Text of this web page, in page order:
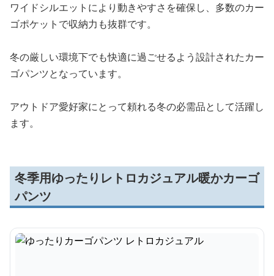
ワイドシルエットにより動きやすさを確保し、多数のカー
ゴポケットで収納力も抜群です。
冬の厳しい環境下でも快適に過ごせるよう設計されたカー
ゴパンツとなっています。
アウトドア愛好家にとって頼れる冬の必需品として活躍し
ます。
冬季用ゆったりレトロカジュアル暖かカーゴ
パンツ